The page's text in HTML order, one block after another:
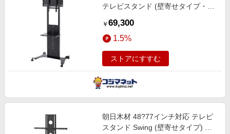
テレビスタンド (壁寄せタイプ・液
￥ 69,300
1.5%
ストアにすすむ
朝日木材 48?77インチ対応 テレビ
スタンド Swing (壁寄せタイプ) ダ